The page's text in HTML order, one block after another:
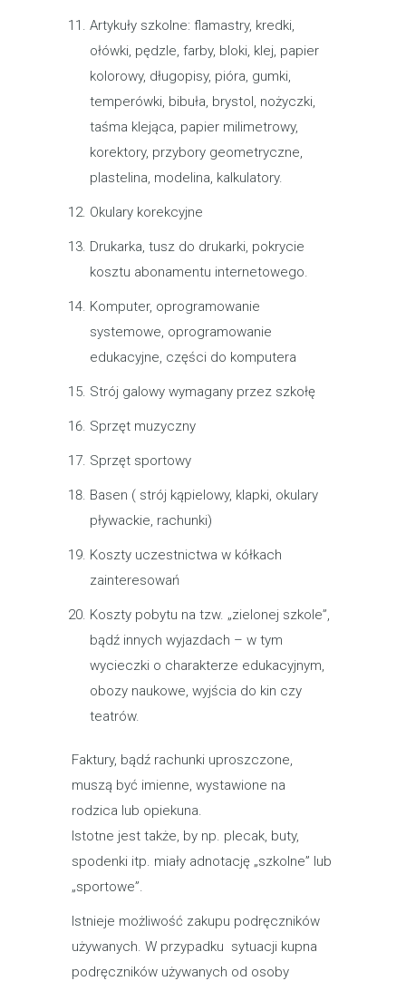
Artykuły szkolne: flamastry, kredki,
ołówki, pędzle, farby, bloki, klej, papier
kolorowy, długopisy, pióra, gumki,
temperówki, bibuła, brystol, nożyczki,
taśma klejąca, papier milimetrowy,
korektory, przybory geometryczne,
plastelina, modelina, kalkulatory.
Okulary korekcyjne
Drukarka, tusz do drukarki, pokrycie
kosztu abonamentu internetowego.
Komputer, oprogramowanie
systemowe, oprogramowanie
edukacyjne, części do komputera
Strój galowy wymagany przez szkołę
Sprzęt muzyczny
Sprzęt sportowy
Basen ( strój kąpielowy, klapki, okulary
pływackie, rachunki)
Koszty uczestnictwa w kółkach
zainteresowań
Koszty pobytu na tzw. „zielonej szkole”,
bądź innych wyjazdach – w tym
wycieczki o charakterze edukacyjnym,
obozy naukowe, wyjścia do kin czy
teatrów.
Faktury, bądź rachunki uproszczone,
muszą być imienne, wystawione na
rodzica lub opiekuna.
Istotne jest także, by np. plecak, buty,
spodenki itp. miały adnotację „szkolne” lub
„sportowe”.
Istnieje możliwość zakupu podręczników
używanych. W przypadku sytuacji kupna
podręczników używanych od osoby